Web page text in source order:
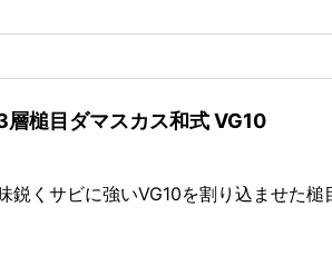
槌目ダマスカス和式 VG10
鋭くサビに強いVG10を割り込ませた槌